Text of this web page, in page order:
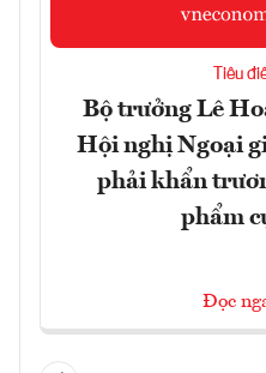
Tiêu
Bộ trưởng Lê
Hội nghị Ngoại
phải khẩn
phẩm
Đọc